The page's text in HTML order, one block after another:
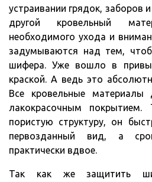
устраивании грядок, заборов
другой кровельный
необходимого ухода и
задумываются над тем,
шифера. Уже вошло в
краской. А ведь это
Все кровельные
лакокрасочным
пористую структуру, он
первозданный вид, а
практически вдвое.
Так как же защитить